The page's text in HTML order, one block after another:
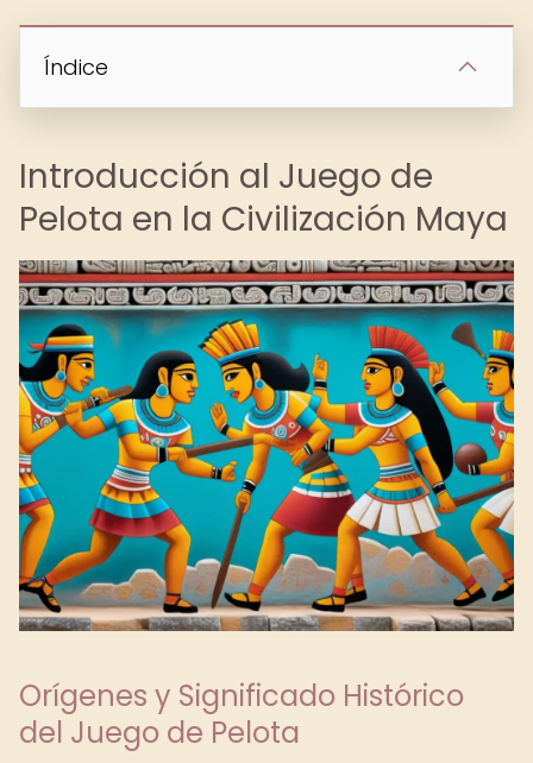
Índice
Introducción al Juego de
Pelota en la Civilización Maya
Orígenes y Significado Histórico
del Juego de Pelota